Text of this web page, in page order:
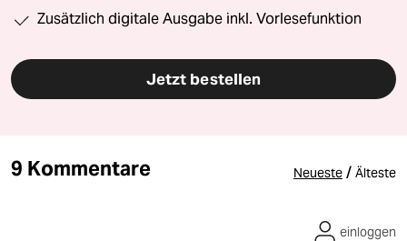
Zusätzlich digitale Ausgabe inkl. Vorlesefunktion
Jetzt bestellen
9 Kommentare Neueste / Älteste
einloggen